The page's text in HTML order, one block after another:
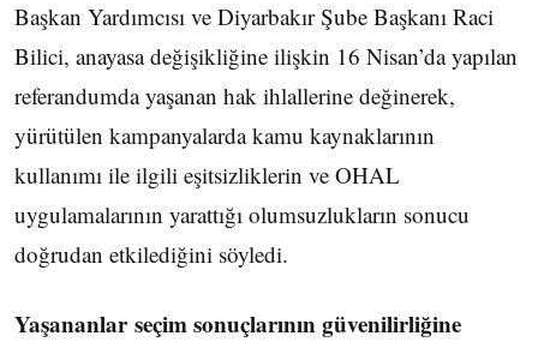
Başkan Yardımcısı ve Diyarbakır Şube Başkanı Raci
Bilici, anayasa değişikliğine ilişkin 16 Nisan’da yapılan
referandumda yaşanan hak ihlallerine değinerek,
yürütülen kampanyalarda kamu kaynaklarının
kullanımı ile ilgili eşitsizliklerin ve OHAL
uygulamalarının yarattığı olumsuzlukların sonucu
doğrudan etkilediğini söyledi.
Yaşananlar seçim sonuçlarının güvenilirliğine